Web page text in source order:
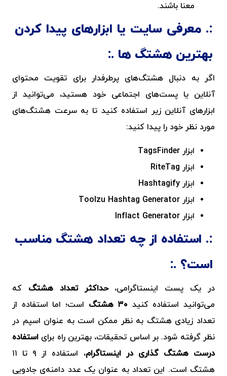
معنا باشند.
معرفی سایت یا ابزارهای پیدا کردن
بهترین هشتگ ها
اگر به دنبال هشتگ‌های پرطرفدار برای تقویت محتوای
آنلاین یا پست‌های اجتماعی خود هستید، می‌توانید از
ابزارهای آنلاین زیر استفاده کنید تا به سرعت هشتگ‌های
مورد نظر خود را پیدا کنید:
ابزار TagsFinder
ابزار RiteTag
ابزار
ابزار Toolzu Hashtag Generator
ابزار Inflact Generator
استفاده از چه تعداد هشتگ مناسب
است؟
در یک پست اینستاگرامی،حداکثر تعداد هشتگ که
می‌توانید استفاده کنید
است؛ اما استفاده از
تعداد زیادی هشتگ به نظر ممکن است به عنوان اسپم در
نظر گرفته شود. بر اساس تحقیقات، بهترین راه برای استفاده
درستهشتگ‌ گذاری در اینستاگرام
، استفاده از ۹ تا ۱۱
هشتگ است. این تعداد به عنوان یک عدد دامنه‌ی جادویی